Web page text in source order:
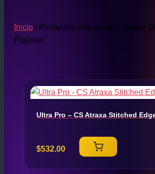
Inicio / Productos etiquetados “Atraxa
Playmat”
Ultra Pro – CS Atraxa Stitched
$532.00